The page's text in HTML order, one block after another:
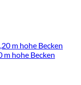
m hohe Becken